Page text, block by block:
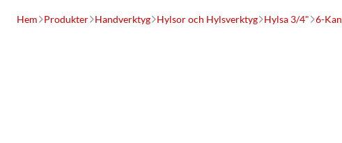
Hem Produkter Handverktyg Hylsor och Hylsverktyg Hylsa 3/4" 6-